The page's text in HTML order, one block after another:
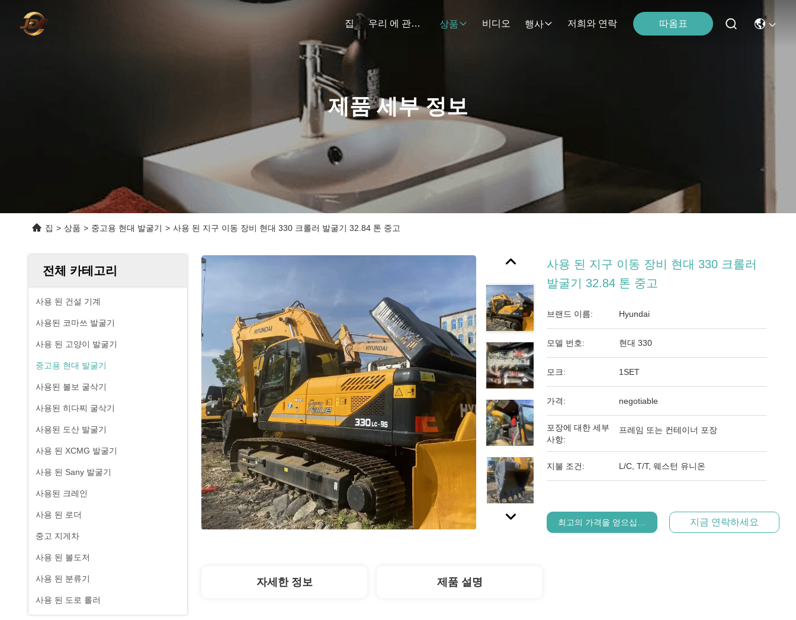
집 우리 에 관한 것 상품 비디오 행사 저희와 연락 따옴표
제품 세부 정보
집 > 상품 > 중고용 현대 발굴기 > 사용 된 지구 이동 장비 현대 330 크롤러 발굴기 32.84 톤 중고
전체 카테고리
사용 된 건설 기계
사용된 코마쓰 발굴기
사용 된 고양이 발굴기
중고용 현대 발굴기
사용된 볼보 굴삭기
사용된 히다찌 굴삭기
사용된 도산 발굴기
사용 된 XCMG 발굴기
사용 된 Sany 발굴기
사용된 크레인
사용 된 로더
중고 지게차
사용 된 볼도저
사용 된 분류기
사용 된 도로 롤러
사용 된 지구 이동 장비 현대 330 크롤러
발굴기 32.84 톤 중고
브랜드 이름: Hyundai
모델 번호: 현대 330
모크: 1SET
가격: negotiable
포장에 대한 세부
사항:
프레임 또는 컨테이너 포장
지불 조건: L/C, T/T, 웨스턴 유니온
최고의 가격을 얻으십시오 지금 연락하세요
자세한 정보 제품 설명